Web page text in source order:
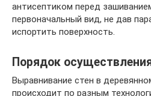
антисептиком перед
первоначальный вид, не дав
испортить поверхность.
Порядок
Выравнивание стен в
происходит по разным